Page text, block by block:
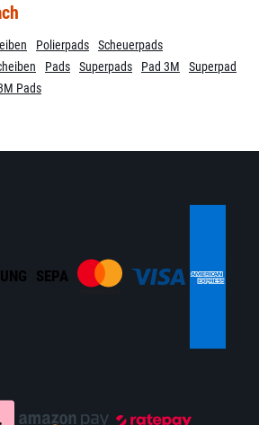
Polierpads
Scheuerpads
Pads Superpads Pad 3M
Superpad
Pads
SEPA